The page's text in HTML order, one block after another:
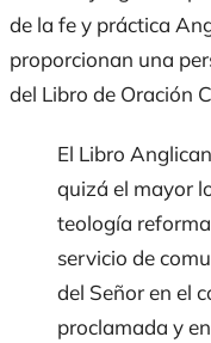
de la fe y práctica
proporcionan una
del Libro de Oración
El Libro
quizá el mayor
teología
servicio de
del Señor en el
proclamada y